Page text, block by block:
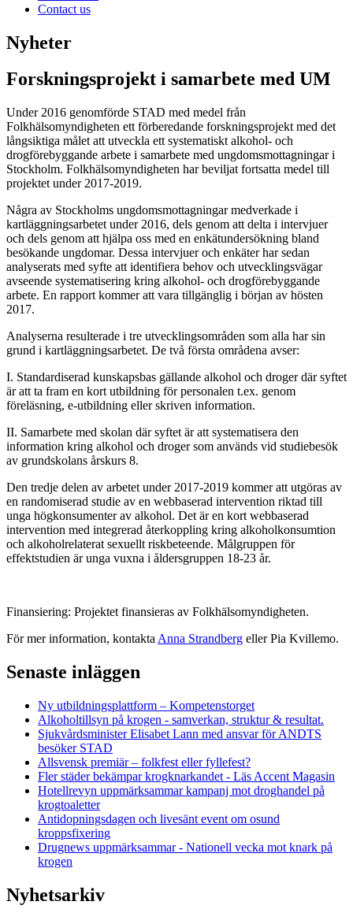
Contact us
Nyheter
Forskningsprojekt i samarbete med UM
Under 2016 genomförde STAD med medel från
Folkhälsomyndigheten ett förberedande forskningsprojekt med det
långsiktiga målet att utveckla ett systematiskt alkohol- och
drogförebyggande arbete i samarbete med ungdomsmottagningar i
Stockholm. Folkhälsomyndigheten har beviljat fortsatta medel till
projektet under 2017-2019.
Några av Stockholms ungdomsmottagningar medverkade i
kartläggningsarbetet under 2016, dels genom att delta i intervjuer
och dels genom att hjälpa oss med en enkätundersökning bland
besökande ungdomar. Dessa intervjuer och enkäter har sedan
analyserats med syfte att identifiera behov och utvecklingsvägar
avseende systematisering kring alkohol- och drogförebyggande
arbete. En rapport kommer att vara tillgänglig i början av hösten
2017.
Analyserna resulterade i tre utvecklingsområden som alla har sin
grund i kartläggningsarbetet. De två första områdena avser:
I. Standardiserad kunskapsbas gällande alkohol och droger där syftet
är att ta fram en kort utbildning för personalen t.ex. genom
föreläsning, e-utbildning eller skriven information.
II. Samarbete med skolan där syftet är att systematisera den
information kring alkohol och droger som används vid studiebesök
av grundskolans årskurs 8.
Den tredje delen av arbetet under 2017-2019 kommer att utgöras av
en randomiserad studie av en webbaserad intervention riktad till
unga högkonsumenter av alkohol. Det är en kort webbaserad
intervention med integrerad återkoppling kring alkoholkonsumtion
och alkoholrelaterat sexuellt riskbeteende. Målgruppen för
effektstudien är unga vuxna i åldersgruppen 18-23 år.
Finansiering: Projektet finansieras av Folkhälsomyndigheten.
För mer information, kontakta Anna Strandberg eller Pia Kvillemo.
Senaste inläggen
Ny utbildningsplattform – Kompetenstorget
Alkoholtillsyn på krogen - samverkan, struktur & resultat.
Sjukvårdsminister Elisabet Lann med ansvar för ANDTS
besöker STAD
Allsvensk premiär – folkfest eller fyllefest?
Fler städer bekämpar krogknarkandet - Läs Accent Magasin
Hotellrevyn uppmärksammar kampanj mot droghandel på
krogtoaletter
Antidopningsdagen och livesänt event om osund
kroppsfixering
Drugnews uppmärksammar - Nationell vecka mot knark på
krogen
Nyhetsarkiv